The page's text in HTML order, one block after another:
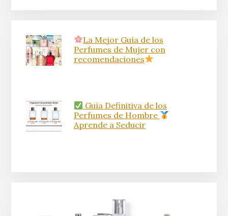
La Mejor Guía de los
Perfumes de Mujer con
recomendaciones
Guía Definitiva de los
Perfumes de Hombre
Aprende a Seducir